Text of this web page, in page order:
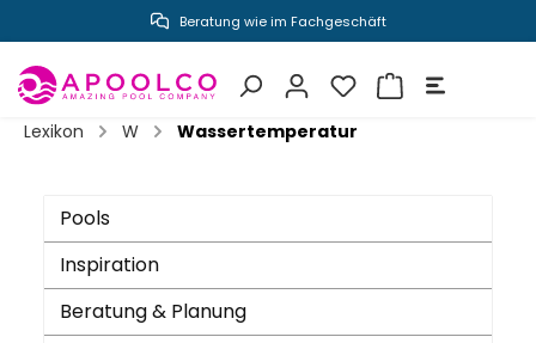
springen Beratung wie im Fachgeschäft
Lexikon W Wassertemperatur
Pools
Inspiration
Beratung & Planung